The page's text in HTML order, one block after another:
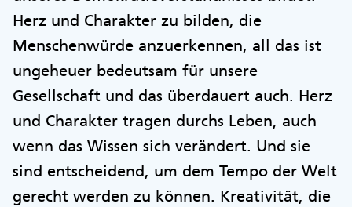
Herz und Charakter zu bilden, die
Menschenwürde anzuerkennen, all das ist
ungeheuer bedeutsam für unsere
Gesellschaft und das überdauert auch. Herz
und Charakter tragen durchs Leben, auch
wenn das Wissen sich verändert. Und sie
sind entscheidend, um dem Tempo der Welt
gerecht werden zu können. Kreativität, die